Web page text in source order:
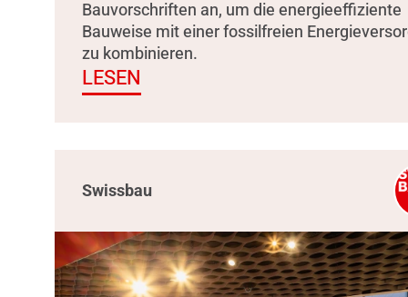
Bauvorschriften an, um die energieeffiziente
Bauweise mit einer fossilfreien
zu kombinieren.
LESEN
Swissbau